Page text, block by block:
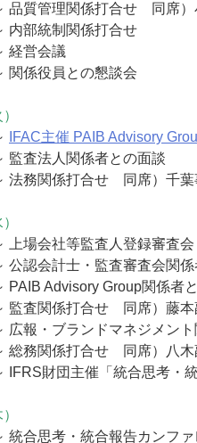
品質管理関係打合せ 同席）
内部統制関係打合せ
経営会議
関係役員との懇談会
IFAC主催 PAIB Advisory
監査法人関係者との面談
法務関係打合せ 同席）千葉
上場会社等監査人登録審査会
公認会計士・監査審査会関
PAIB Advisory Group関係者
監査関係打合せ 同席）藤本
広報・ブランドマネジメン
総務関係打合せ 同席）八木
IFRS財団主催「統合思考・
統合思考・統合報告カンファ